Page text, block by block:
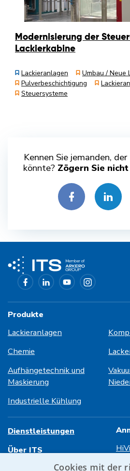
Modernisierung der
Lackierkabine
Lackieranlagen
Umbau / Neue
Pulverbeschichtigung
Steuersysteme
Kennen Sie jemanden,
könnte? Zögern Sie
Produkte
Lackieranlagen
Chemie
Aufhängetechnik und
Maskierung
Industrielle Kühlung
Dienstleistungen
Über ITS
Cookies mit der